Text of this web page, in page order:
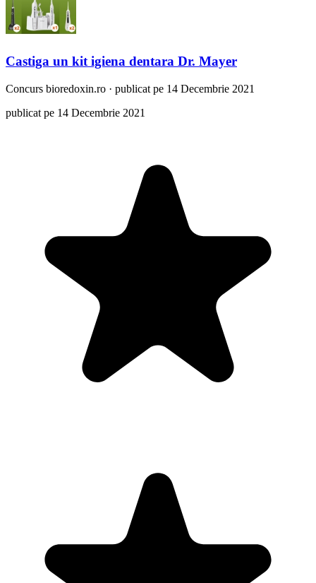
Castiga un kit igiena dentara Dr. Mayer
Concurs bioredoxin.ro · publicat pe 14 Decembrie 2021
publicat pe 14 Decembrie 2021